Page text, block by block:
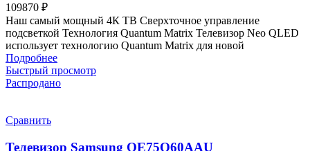
109870 ₽
Наш самый мощный 4К ТВ Сверхточное управление
подсветкой Технология Quantum Matrix Телевизор Neo QLED
использует технологию Quantum Matrix для новой
Подробнее
Быстрый просмотр
Распродано
Сравнить
Телевизор Samsung QE75Q60AAU